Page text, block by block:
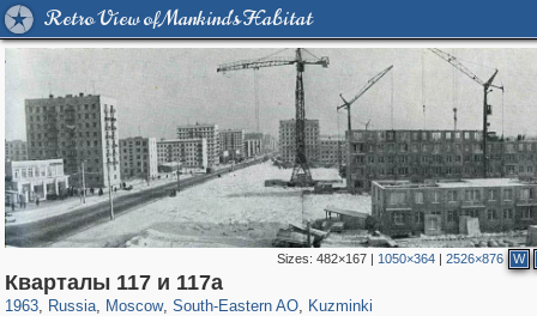
Retro View of Mankind's Habitat
Sizes: 482×167| 1050×364| 2526×876 W
Кварталы 117 и 117а
1963, Russia
1,407,325 29,248
, Moscow
319,882 8,286
, South-Eastern AO
11,379
, Kuzminki